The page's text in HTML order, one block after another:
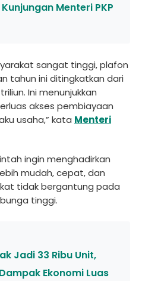
Menteri PKP
sangat tinggi, plafon
tahun ini ditingkatkan dari
Ini menunjukkan
akses pembiayaan
usaha,” kata Menteri
ingin menghadirkan
mudah, cepat, dan
tidak bergantung pada
tinggi.
Jadi 33 Ribu Unit,
Ekonomi Luas